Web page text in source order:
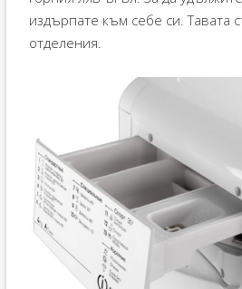
издърпате към себе си. Тавата
отделения.